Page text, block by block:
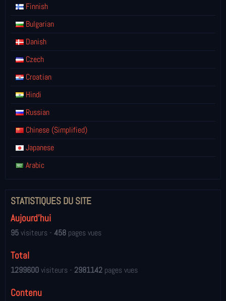
Finnish
Bulgarian
Danish
Czech
Croatian
Hindi
Russian
Chinese (Simplified)
Japanese
Arabic
STATISTIQUES DU SITE
Aujourd'hui
95visiteurs - 458 pages vues
Total
1299600visiteurs - 2981142 pages vues
Contenu